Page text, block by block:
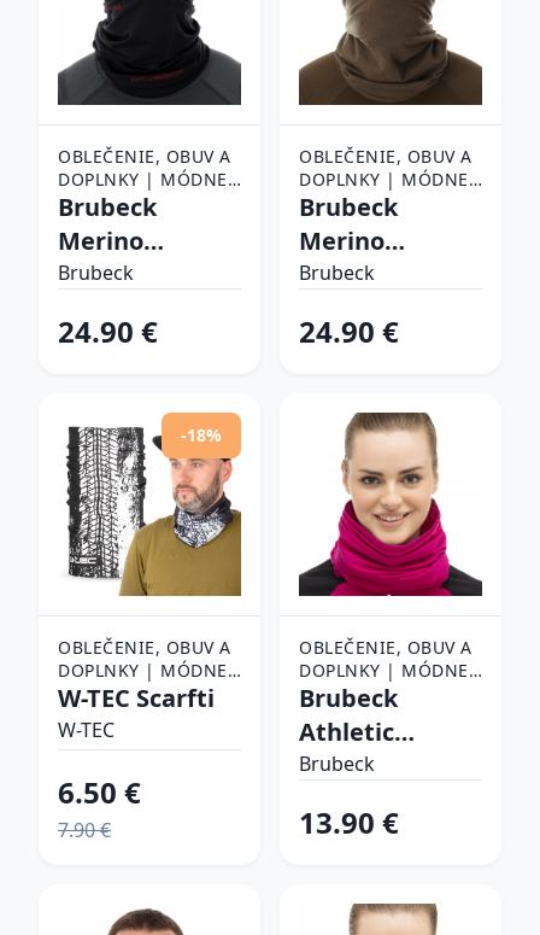
OBLEČENIE, OBUV A
DOPLNKY | MÓDNE
DOPLNKY | ŠATKY,
ŠATKY
Brubeck
Merino
KM10360 Black
Brubeck
24.90 €
OBLEČENIE, OBUV A
DOPLNKY | MÓDNE
DOPLNKY | ŠATKY,
ŠATKY
Brubeck
Merino
KM10360 Khaki
Brubeck
24.90 €
-18%
OBLEČENIE, OBUV A
DOPLNKY | MÓDNE
DOPLNKY | ŠATKY,
ŠATKY
W-TEC Scarfti
W-TEC
6.50 €
7.90 €
OBLEČENIE, OBUV A
DOPLNKY | MÓDNE
DOPLNKY | ŠATKY,
ŠATKY
Brubeck
Athletic
fuchsia - L/XL
Brubeck
13.90 €